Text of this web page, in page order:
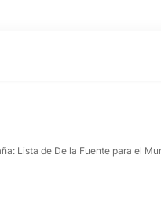
Lista de De la Fuente para el